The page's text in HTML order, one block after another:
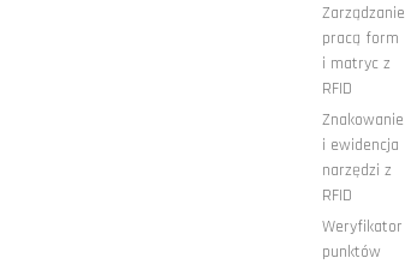
Zarządzanie
pracą form
i matryc z
RFID
Znakowanie
i ewidencja
narzędzi z
RFID
Weryfikator
punktów